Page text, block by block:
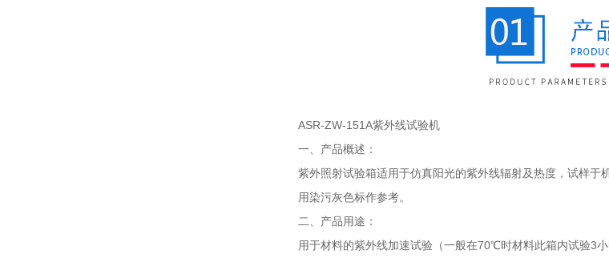
ASR-ZW-151A紫外线试验机
一、产品概述：
紫外照射试验箱适用于仿真阳光的紫外线辐射及热度，试样
用染污灰色标作参考。
二、产品用途：
用于材料的紫外线加速试验（一般在70℃时材料此箱内试验3